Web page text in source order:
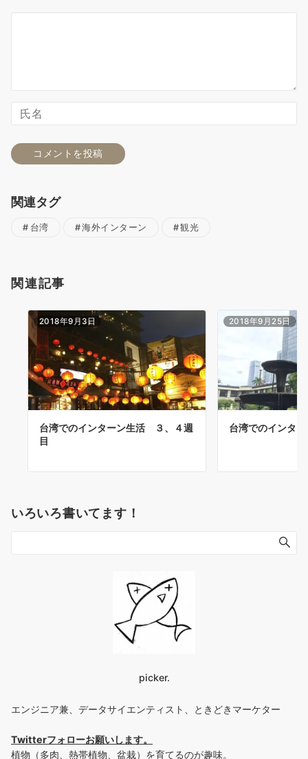
関連タグ
台湾 海外インターン 観光
関連記事
2018年9月3日
台湾でのインターン生活 ３、４週
目
2018年9月25日
台湾でのインタ
いろいろ書いてます！
picker.
エンジニア兼、データサイエンティスト、ときどきマーケター
Twitterフォローお願いします。
植物（多肉、熱帯植物、盆栽）を育てるのが趣味。